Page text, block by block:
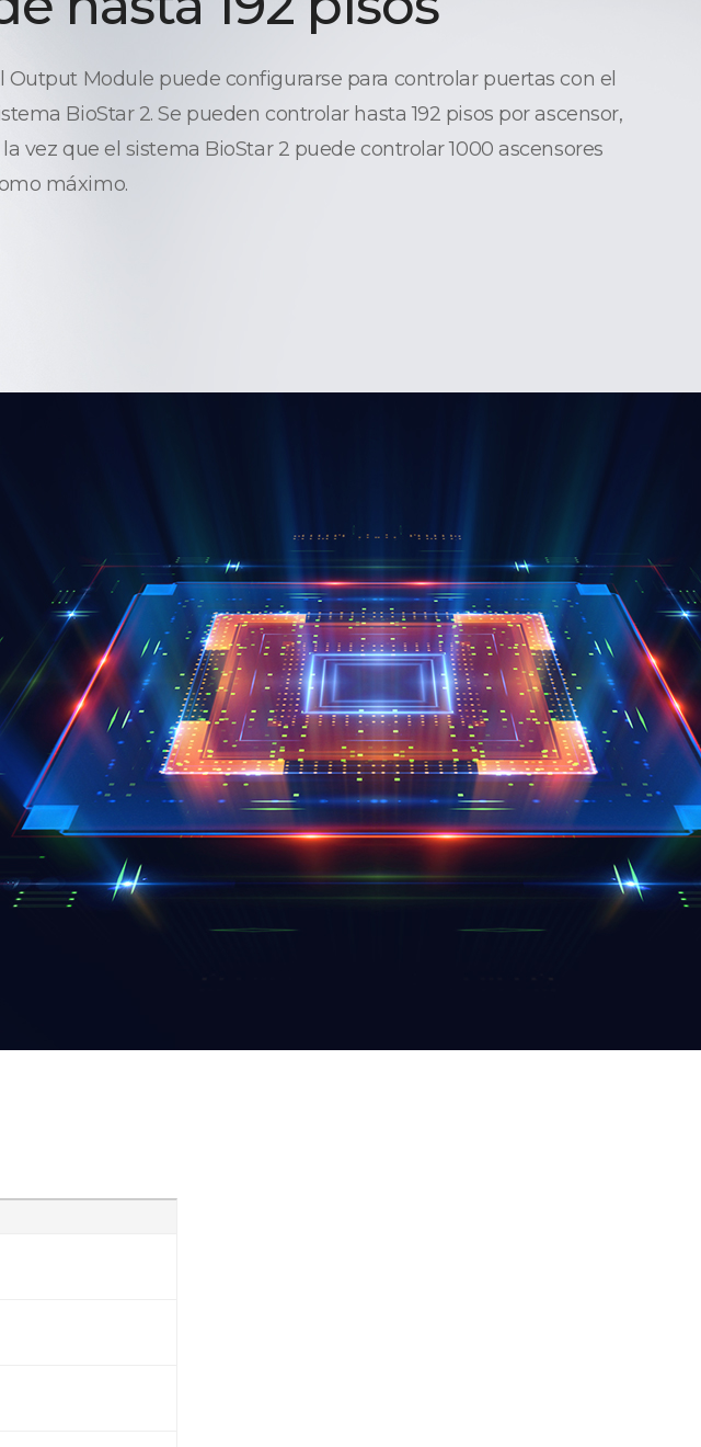
Output Module puede configurarse para controlar puertas con el
BioStar 2. Se pueden controlar hasta 192 pisos por ascensor,
vez que el sistema BioStar 2 puede controlar 1000 ascensores
máximo.